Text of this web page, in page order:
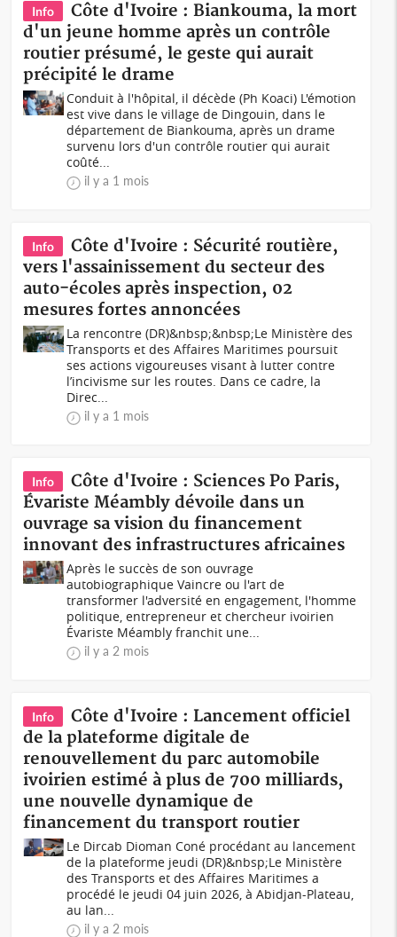
Info
Côte d'Ivoire : Biankouma, la mort
d'un jeune homme après un contrôle
routier présumé, le geste qui aurait
précipité le drame
Conduit à l'hôpital, il décède (Ph Koaci) L'émotion
est vive dans le village de Dingouin, dans le
département de Biankouma, après un drame
survenu lors d'un contrôle routier qui aurait
coûté...
il y a 1 mois
Info
Côte d'Ivoire : Sécurité routière,
vers l'assainissement du secteur des
auto-écoles après inspection, 02
mesures fortes annoncées
La rencontre (DR)&nbsp;&nbsp;Le Ministère des
Transports et des Affaires Maritimes poursuit
ses actions vigoureuses visant à lutter contre
l’incivisme sur les routes. Dans ce cadre, la
Direc...
il y a 1 mois
Info
Côte d'Ivoire : Sciences Po Paris,
Évariste Méambly dévoile dans un
ouvrage sa vision du financement
innovant des infrastructures africaines
Après le succès de son ouvrage
autobiographique Vaincre ou l'art de
transformer l'adversité en engagement, l'homme
politique, entrepreneur et chercheur ivoirien
Évariste Méambly franchit une...
il y a 2 mois
Info
Côte d'Ivoire : Lancement officiel
de la plateforme digitale de
renouvellement du parc automobile
ivoirien estimé à plus de 700 milliards,
une nouvelle dynamique de
financement du transport routier
Le Dircab Dioman Coné procédant au lancement
de la plateforme jeudi (DR)&nbsp;Le Ministère
des Transports et des Affaires Maritimes a
procédé le jeudi 04 juin 2026, à Abidjan-Plateau,
au lan...
il y a 2 mois